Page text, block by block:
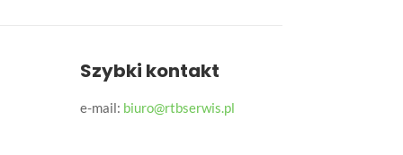
Szybki kontakt
e-mail: biuro@rtbserwis.pl